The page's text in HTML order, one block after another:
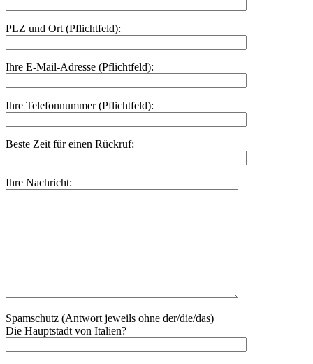
PLZ und Ort (Pflichtfeld):
Ihre E-Mail-Adresse (Pflichtfeld):
Ihre Telefonnummer (Pflichtfeld):
Beste Zeit für einen Rückruf:
Ihre Nachricht:
Spamschutz (Antwort jeweils ohne der/die/das)
Die Hauptstadt von Italien?